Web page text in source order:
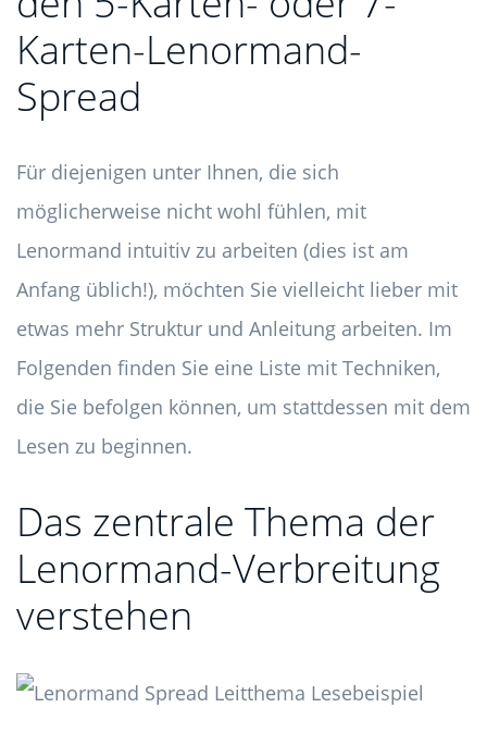
Karten-Lenormand-
Spread
Für diejenigen unter Ihnen, die sich
möglicherweise nicht wohl fühlen, mit
Lenormand intuitiv zu arbeiten (dies ist am
Anfang üblich!), möchten Sie vielleicht lieber mit
etwas mehr Struktur und Anleitung arbeiten. Im
Folgenden finden Sie eine Liste mit Techniken,
die Sie befolgen können, um stattdessen mit dem
Lesen zu beginnen.
Das zentrale Thema der
Lenormand-Verbreitung
verstehen